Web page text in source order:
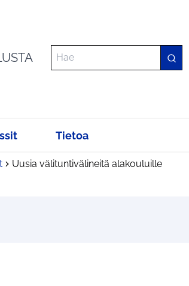
Tietoa
Uusia välituntivälineitä alakouluille